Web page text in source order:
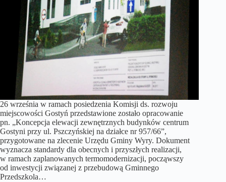
26 września w ramach posiedzenia Komisji ds. rozwoju
miejscowości Gostyń przedstawione zostało opracowanie
pn. „Koncepcja elewacji zewnętrznych budynków centrum
Gostyni przy ul. Pszczyńskiej na działce nr 957/66”,
przygotowane na zlecenie Urzędu Gminy Wyry. Dokument
wyznacza standardy dla obecnych i przyszłych realizacji,
w ramach zaplanowanych termomodernizacji, począwszy
od inwestycji związanej z przebudową Gminnego
Przedszkola…